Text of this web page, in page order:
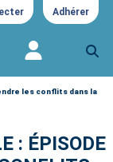
Adhérer
les conflits dans la
: ÉPISODE